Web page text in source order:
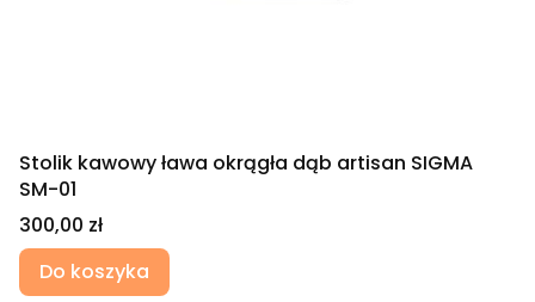
Stolik kawowy ława okrągła dąb artisan SIGMA
SM-01
Cena
300,00 zł
Do koszyka